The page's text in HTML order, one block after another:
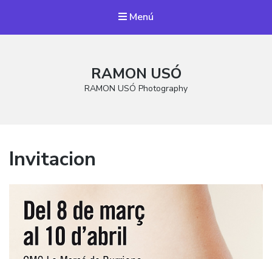
Menú
RAMON USÓ
RAMON USÓ Photography
Invitacion